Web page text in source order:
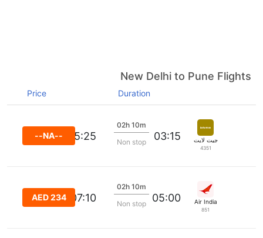
New Delhi to Pune Flights
Duration
Price
جيت لايت
4351
03:15
02h 10m
Non stop
05:25
--NA--
Air India
851
05:00
02h 10m
Non stop
07:10
AED 234